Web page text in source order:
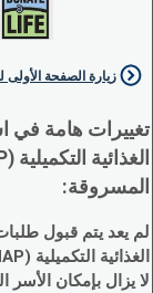
زيارة الصفحة الأولى
تغييرات هامة في
المسروقة:
لم يعد يتم قبول
الغذائية التكميلية (SNAP) المسروقة.
لا يزال بإمكان